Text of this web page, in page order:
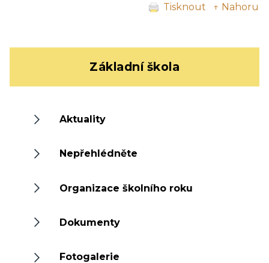
Tisknout ↑ Nahoru
Základní škola
Aktuality
Nepřehlédněte
Organizace školního roku
Dokumenty
Fotogalerie